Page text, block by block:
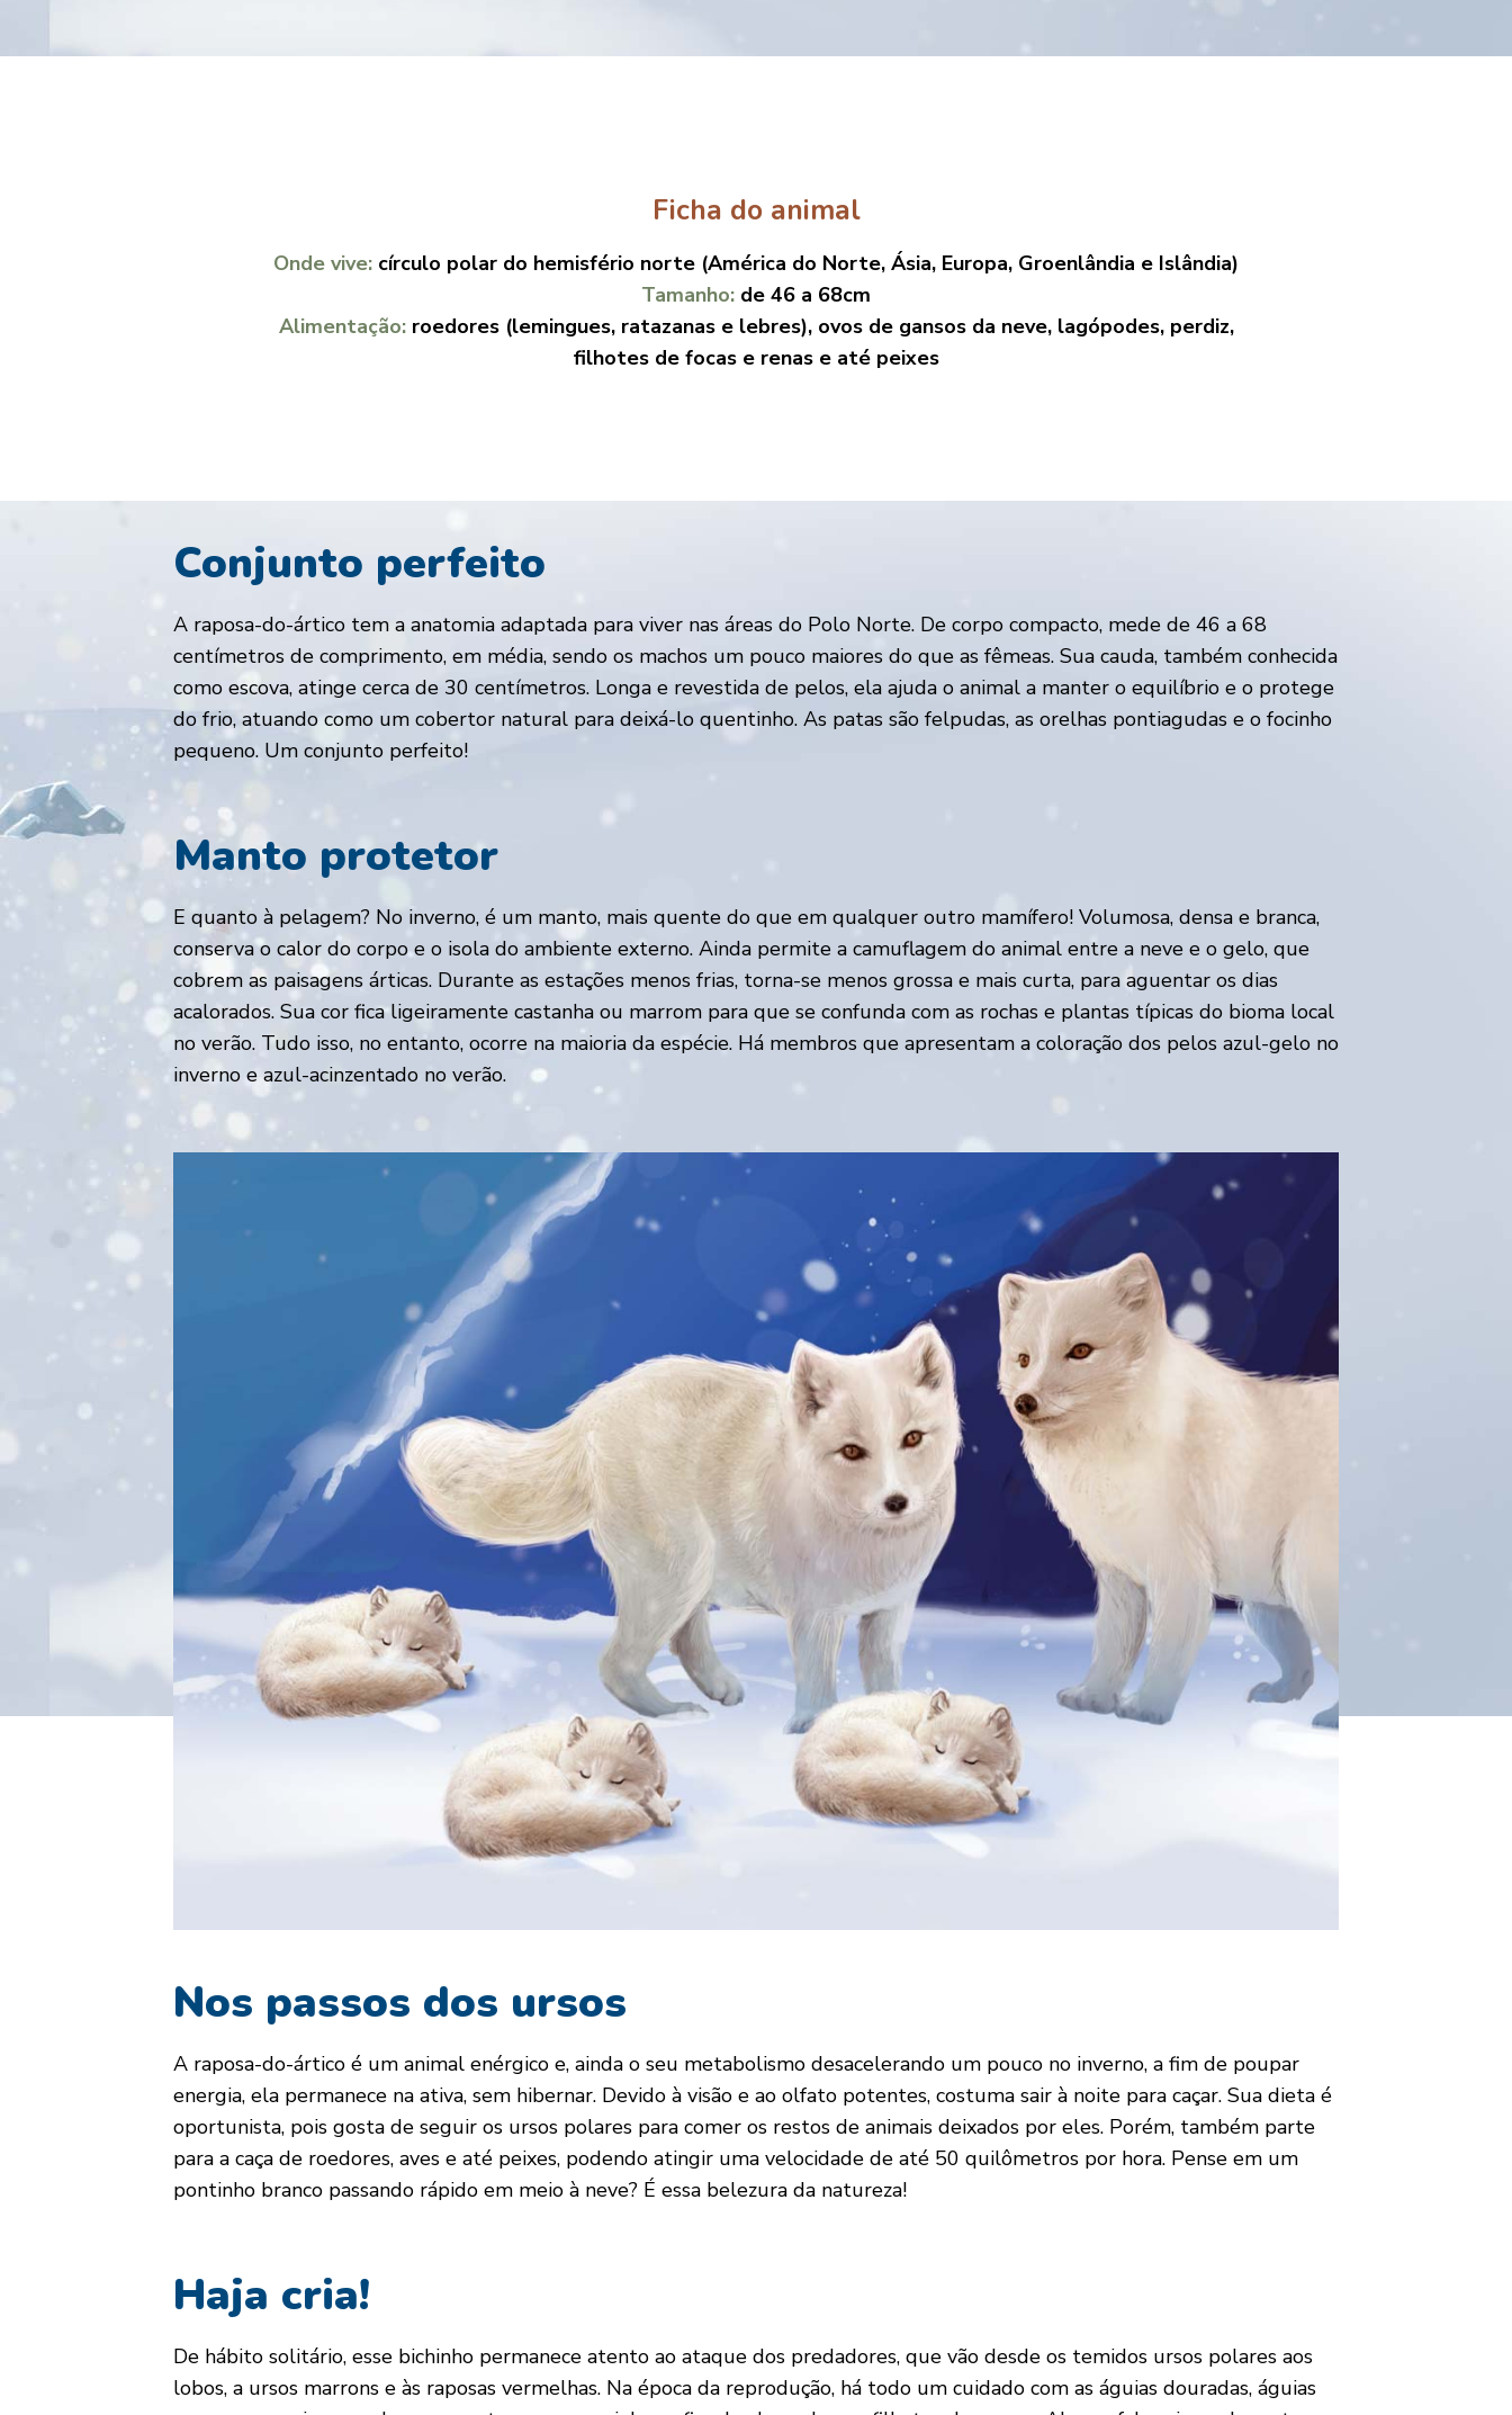
Ficha do animal
Onde vive: círculo polar do hemisfério norte (América do Norte, Ásia, Europa, Groenlândia e Islândia)
Tamanho: de 46 a 68cm
Alimentação: roedores (lemingues, ratazanas e lebres), ovos de gansos da neve, lagópodes, perdiz,
filhotes de focas e renas e até peixes
Conjunto perfeito
A raposa-do-ártico tem a anatomia adaptada para viver nas áreas do Polo Norte. De corpo compacto, mede de 46 a 68
centímetros de comprimento, em média, sendo os machos um pouco maiores do que as fêmeas. Sua cauda, também conhecida
como escova, atinge cerca de 30 centímetros. Longa e revestida de pelos, ela ajuda o animal a manter o equilíbrio e o protege
do frio, atuando como um cobertor natural para deixá-lo quentinho. As patas são felpudas, as orelhas pontiagudas e o focinho
pequeno. Um conjunto perfeito!
Manto protetor
E quanto à pelagem? No inverno, é um manto, mais quente do que em qualquer outro mamífero! Volumosa, densa e branca,
conserva o calor do corpo e o isola do ambiente externo. Ainda permite a camuflagem do animal entre a neve e o gelo, que
cobrem as paisagens árticas. Durante as estações menos frias, torna-se menos grossa e mais curta, para aguentar os dias
acalorados. Sua cor fica ligeiramente castanha ou marrom para que se confunda com as rochas e plantas típicas do bioma local
no verão. Tudo isso, no entanto, ocorre na maioria da espécie. Há membros que apresentam a coloração dos pelos azul-gelo no
inverno e azul-acinzentado no verão.
Nos passos dos ursos
A raposa-do-ártico é um animal enérgico e, ainda o seu metabolismo desacelerando um pouco no inverno, a fim de poupar
energia, ela permanece na ativa, sem hibernar. Devido à visão e ao olfato potentes, costuma sair à noite para caçar. Sua dieta é
oportunista, pois gosta de seguir os ursos polares para comer os restos de animais deixados por eles. Porém, também parte
para a caça de roedores, aves e até peixes, podendo atingir uma velocidade de até 50 quilômetros por hora. Pense em um
pontinho branco passando rápido em meio à neve? É essa belezura da natureza!
Haja cria!
De hábito solitário, esse bichinho permanece atento ao ataque dos predadores, que vão desde os temidos ursos polares aos
lobos, a ursos marrons e às raposas vermelhas. Na época da reprodução, há todo um cuidado com as águias douradas, águias